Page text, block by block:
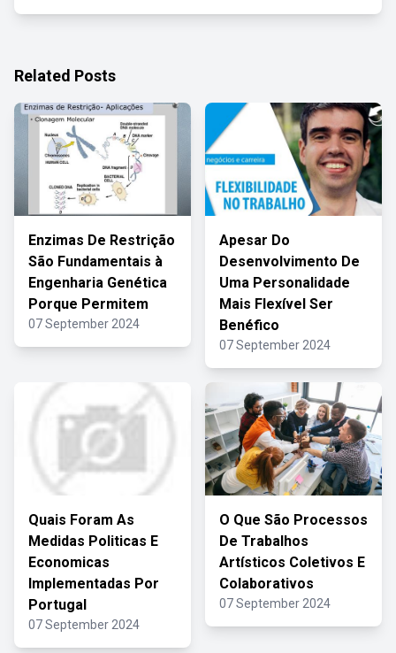
Related Posts
Enzimas De Restrição
São Fundamentais à
Engenharia Genética
Porque Permitem
07 September 2024
Apesar Do
Desenvolvimento De
Uma Personalidade
Mais Flexível Ser
Benéfico
07 September 2024
Quais Foram As
Medidas Politicas E
Economicas
Implementadas Por
Portugal
07 September 2024
O Que São Processos
De Trabalhos
Artísticos Coletivos E
Colaborativos
07 September 2024